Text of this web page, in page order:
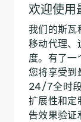
欢迎使用
我们的斯瓦
移动代理、
度。有了一
您将享受到
24/7全时
扩展性和定
告效果验证